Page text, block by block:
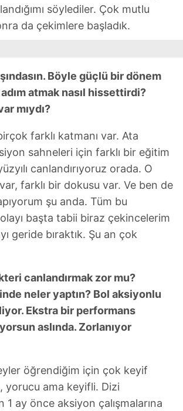
söylediler. Çok mutlu
da çekimlere başladık.
Böyle güçlü bir dönem
atmak nasıl hissettirdi?
mıydı?
farklı katmanı var. Ata
sahneleri için farklı bir eğitim
canlandırıyoruz orada. O
farklı bir dokusu var. Ve ben de
şu anda. Tüm bu
başta tabii biraz çekincelerim
geride bıraktık. Şu an çok
canlandırmak zor mu?
neler yaptın? Bol aksiyonlu
Ekstra bir performans
aslında. Zorlanıyor
öğrendiğim için çok keyif
yorucu ama keyifli. Dizi
1 ay önce aksiyon çalışmalarına